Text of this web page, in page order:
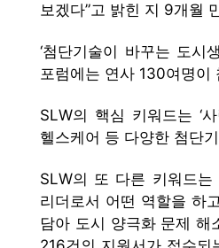
보겠다”고 밝힌 지 9개월
‘첨단기술이 바꾸는 도
포럼에는 연사 130여명이
SLW의 핵심 키워드는 ‘
헬스케어 등 다양한 첨단
SLW의 또 다른 키워드는
리더로서 어떤 역할을 하
담아 도시 양극화 문제